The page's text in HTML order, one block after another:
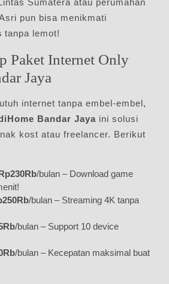
Sumatera atau perumahan
pun bisa menikmati
tanpa lemot!
Paket Internet Only
Jaya
internet tanpa embel-embel,
Bandar Jaya ini solusi
kost atau freelancer. Berikut
/bulan – Download game
/bulan – Streaming 4K tanpa
/bulan – Support 10 device
/bulan – Kecepatan maksimal buat